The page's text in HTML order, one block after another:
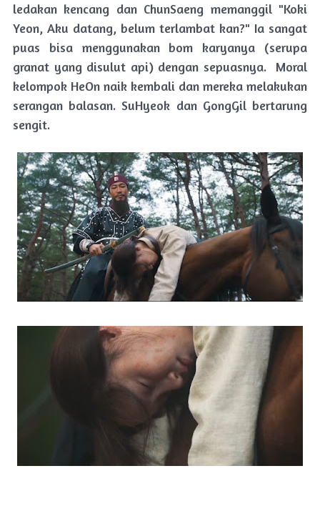
ledakan kencang dan ChunSaeng memanggil "Koki
Yeon, Aku datang, belum terlambat kan?" Ia sangat
puas bisa menggunakan bom karyanya (serupa
granat yang disulut api) dengan sepuasnya. Moral
kelompok HeOn naik kembali dan mereka melakukan
serangan balasan. SuHyeok dan GongGil bertarung
sengit.